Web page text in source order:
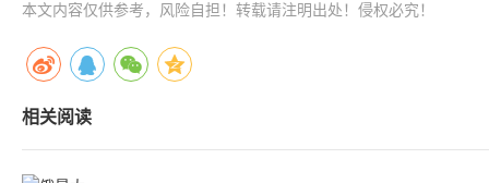
本文内容仅供参考，风险自担！转载请注明出处！侵权必究！
相关阅读